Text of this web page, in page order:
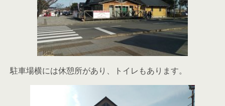
駐車場横には休憩所があり、トイレもあります。